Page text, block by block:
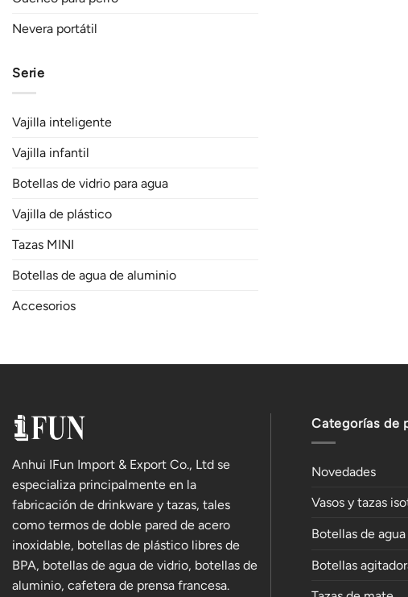
Nevera portátil
Serie
Vajilla inteligente
Vajilla infantil
Botellas de vidrio para agua
Vajilla de plástico
Tazas MINI
Botellas de agua de aluminio
Accesorios
Anhui IFun Import & Export Co., Ltd se
especializa principalmente en la
fabricación de drinkware y tazas, tales
como termos de doble pared de acero
inoxidable, botellas de plástico libres de
BPA, botellas de agua de vidrio, botellas de
aluminio, cafetera de prensa francesa.
Categorías de
Novedades
Vasos y tazas
Botellas de agua
Botellas